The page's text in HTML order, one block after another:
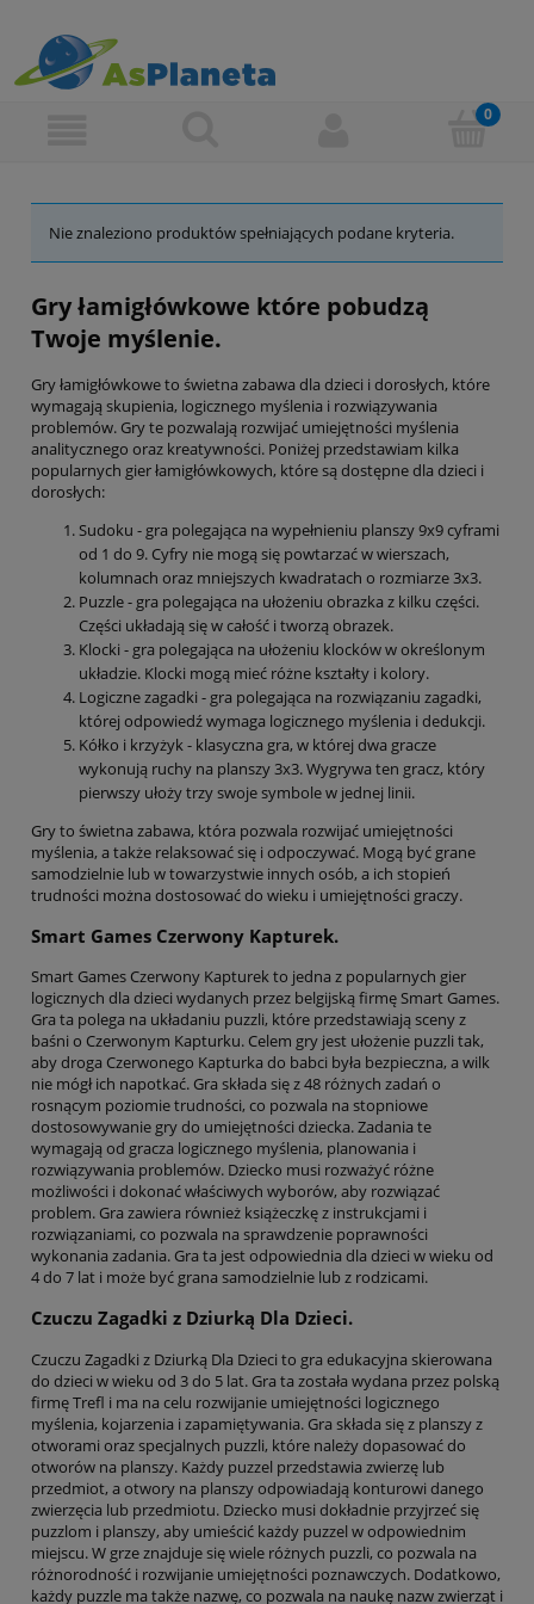
Nie znaleziono produktów spełniających podane kryteria.
Gry łamigłówkowe które pobudzą
Twoje myślenie.
Gry łamigłówkowe to świetna zabawa dla dzieci i dorosłych, które
wymagają skupienia, logicznego myślenia i rozwiązywania
problemów. Gry te pozwalają rozwijać umiejętności myślenia
analitycznego oraz kreatywności. Poniżej przedstawiam kilka
popularnych gier łamigłówkowych, które są dostępne dla dzieci i
dorosłych:
Sudoku - gra polegająca na wypełnieniu planszy 9x9 cyframi
od 1 do 9. Cyfry nie mogą się powtarzać w wierszach,
kolumnach oraz mniejszych kwadratach o rozmiarze 3x3.
Puzzle - gra polegająca na ułożeniu obrazka z kilku części.
Części układają się w całość i tworzą obrazek.
Klocki - gra polegająca na ułożeniu klocków w określonym
układzie. Klocki mogą mieć różne kształty i kolory.
Logiczne zagadki - gra polegająca na rozwiązaniu zagadki,
której odpowiedź wymaga logicznego myślenia i dedukcji.
Kółko i krzyżyk - klasyczna gra, w której dwa gracze
wykonują ruchy na planszy 3x3. Wygrywa ten gracz, który
pierwszy ułoży trzy swoje symbole w jednej linii.
Gry to świetna zabawa, która pozwala rozwijać umiejętności
myślenia, a także relaksować się i odpoczywać. Mogą być grane
samodzielnie lub w towarzystwie innych osób, a ich stopień
trudności można dostosować do wieku i umiejętności graczy.
Smart Games Czerwony Kapturek.
Smart Games Czerwony Kapturek to jedna z popularnych gier
logicznych dla dzieci wydanych przez belgijską firmę Smart Games.
Gra ta polega na układaniu puzzli, które przedstawiają sceny z
baśni o Czerwonym Kapturku. Celem gry jest ułożenie puzzli tak,
aby droga Czerwonego Kapturka do babci była bezpieczna, a wilk
nie mógł ich napotkać. Gra składa się z 48 różnych zadań o
rosnącym poziomie trudności, co pozwala na stopniowe
dostosowywanie gry do umiejętności dziecka. Zadania te
wymagają od gracza logicznego myślenia, planowania i
rozwiązywania problemów. Dziecko musi rozważyć różne
możliwości i dokonać właściwych wyborów, aby rozwiązać
problem. Gra zawiera również książeczkę z instrukcjami i
rozwiązaniami, co pozwala na sprawdzenie poprawności
wykonania zadania. Gra ta jest odpowiednia dla dzieci w wieku od
4 do 7 lat i może być grana samodzielnie lub z rodzicami.
Czuczu Zagadki z Dziurką Dla Dzieci.
Czuczu Zagadki z Dziurką Dla Dzieci to gra edukacyjna skierowana
do dzieci w wieku od 3 do 5 lat. Gra ta została wydana przez polską
firmę Trefl i ma na celu rozwijanie umiejętności logicznego
myślenia, kojarzenia i zapamiętywania. Gra składa się z planszy z
otworami oraz specjalnych puzzli, które należy dopasować do
otworów na planszy. Każdy puzzel przedstawia zwierzę lub
przedmiot, a otwory na planszy odpowiadają konturowi danego
zwierzęcia lub przedmiotu. Dziecko musi dokładnie przyjrzeć się
puzzlom i planszy, aby umieścić każdy puzzel w odpowiednim
miejscu. W grze znajduje się wiele różnych puzzli, co pozwala na
różnorodność i rozwijanie umiejętności poznawczych. Dodatkowo,
każdy puzzle ma także nazwę, co pozwala na naukę nazw zwierząt i